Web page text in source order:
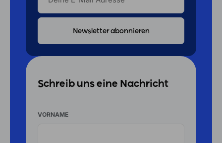
MAIL
ADRESSE
Schreib uns eine Nachricht
VORNAME